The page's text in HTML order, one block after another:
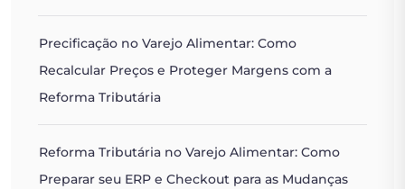
Precificação no Varejo Alimentar: Como
Recalcular Preços e Proteger Margens com a
Reforma Tributária
Reforma Tributária no Varejo Alimentar: Como
Preparar seu ERP e Checkout para as Mudanças